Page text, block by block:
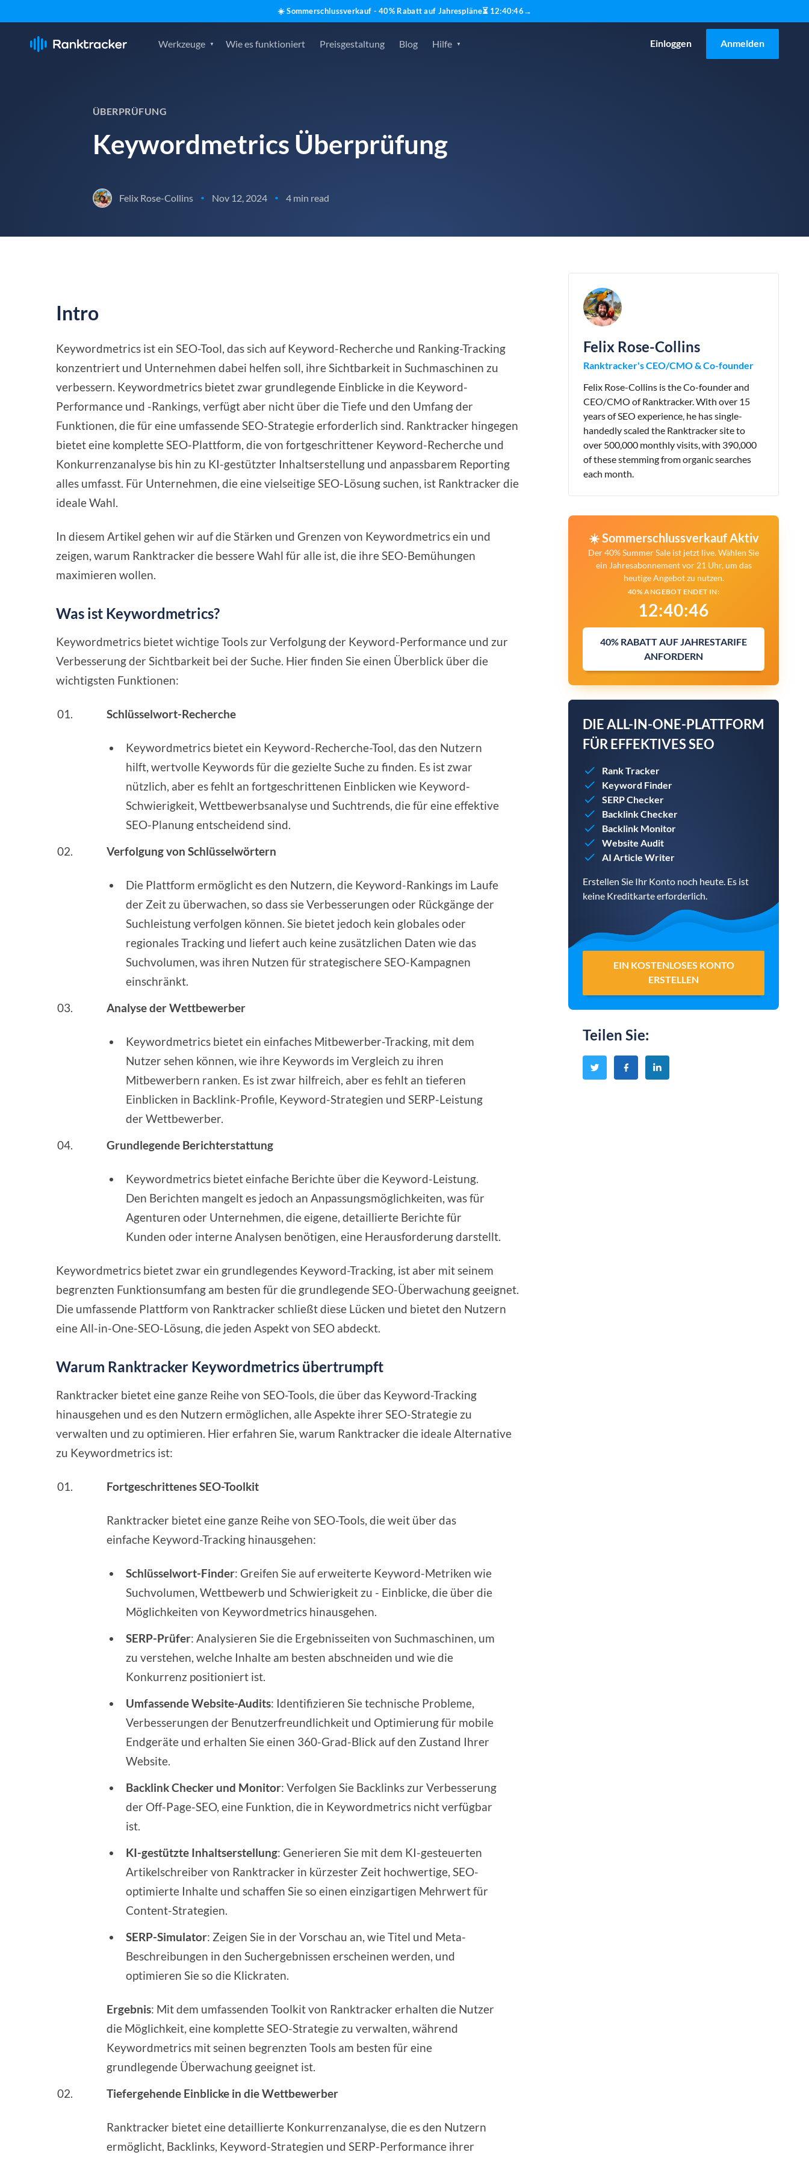
☀️ Sommerschlussverkauf - 40% Rabatt auf Jahrespläne⏳ 12:40:45→
Werkzeuge Wie es funktioniert Preisgestaltung Blog Hilfe Einloggen Anmelden
ÜBERPRÜFUNG
Keywordmetrics Überprüfung
Felix Rose-Collins • Nov 12, 2024 • 4 min read
Intro
Keywordmetrics ist ein SEO-Tool, das sich auf Keyword-Recherche und Ranking-Tracking
konzentriert und Unternehmen dabei helfen soll, ihre Sichtbarkeit in Suchmaschinen zu
verbessern. Keywordmetrics bietet zwar grundlegende Einblicke in die Keyword-
Performance und -Rankings, verfügt aber nicht über die Tiefe und den Umfang der
Funktionen, die für eine umfassende SEO-Strategie erforderlich sind. Ranktracker hingegen
bietet eine komplette SEO-Plattform, die von fortgeschrittener Keyword-Recherche und
Konkurrenzanalyse bis hin zu KI-gestützter Inhaltserstellung und anpassbarem Reporting
alles umfasst. Für Unternehmen, die eine vielseitige SEO-Lösung suchen, ist Ranktracker die
ideale Wahl.
In diesem Artikel gehen wir auf die Stärken und Grenzen von Keywordmetrics ein und
zeigen, warum Ranktracker die bessere Wahl für alle ist, die ihre SEO-Bemühungen
maximieren wollen.
Was ist Keywordmetrics?
Keywordmetrics bietet wichtige Tools zur Verfolgung der Keyword-Performance und zur
Verbesserung der Sichtbarkeit bei der Suche. Hier finden Sie einen Überblick über die
wichtigsten Funktionen:
Schlüsselwort-Recherche
Keywordmetrics bietet ein Keyword-Recherche-Tool, das den Nutzern
hilft, wertvolle Keywords für die gezielte Suche zu finden. Es ist zwar
nützlich, aber es fehlt an fortgeschrittenen Einblicken wie Keyword-
Schwierigkeit, Wettbewerbsanalyse und Suchtrends, die für eine effektive
SEO-Planung entscheidend sind.
Verfolgung von Schlüsselwörtern
Die Plattform ermöglicht es den Nutzern, die Keyword-Rankings im Laufe
der Zeit zu überwachen, so dass sie Verbesserungen oder Rückgänge der
Suchleistung verfolgen können. Sie bietet jedoch kein globales oder
regionales Tracking und liefert auch keine zusätzlichen Daten wie das
Suchvolumen, was ihren Nutzen für strategischere SEO-Kampagnen
einschränkt.
Analyse der Wettbewerber
Keywordmetrics bietet ein einfaches Mitbewerber-Tracking, mit dem
Nutzer sehen können, wie ihre Keywords im Vergleich zu ihren
Mitbewerbern ranken. Es ist zwar hilfreich, aber es fehlt an tieferen
Einblicken in Backlink-Profile, Keyword-Strategien und SERP-Leistung
der Wettbewerber.
Grundlegende Berichterstattung
Keywordmetrics bietet einfache Berichte über die Keyword-Leistung.
Den Berichten mangelt es jedoch an Anpassungsmöglichkeiten, was für
Agenturen oder Unternehmen, die eigene, detaillierte Berichte für
Kunden oder interne Analysen benötigen, eine Herausforderung darstellt.
Keywordmetrics bietet zwar ein grundlegendes Keyword-Tracking, ist aber mit seinem
begrenzten Funktionsumfang am besten für die grundlegende SEO-Überwachung geeignet.
Die umfassende Plattform von Ranktracker schließt diese Lücken und bietet den Nutzern
eine All-in-One-SEO-Lösung, die jeden Aspekt von SEO abdeckt.
Warum Ranktracker Keywordmetrics übertrumpft
Ranktracker bietet eine ganze Reihe von SEO-Tools, die über das Keyword-Tracking
hinausgehen und es den Nutzern ermöglichen, alle Aspekte ihrer SEO-Strategie zu
verwalten und zu optimieren. Hier erfahren Sie, warum Ranktracker die ideale Alternative
zu Keywordmetrics ist:
Fortgeschrittenes SEO-Toolkit
Ranktracker bietet eine ganze Reihe von SEO-Tools, die weit über das
einfache Keyword-Tracking hinausgehen:
Schlüsselwort-Finder: Greifen Sie auf erweiterte Keyword-Metriken wie
Suchvolumen, Wettbewerb und Schwierigkeit zu - Einblicke, die über die
Möglichkeiten von Keywordmetrics hinausgehen.
SERP-Prüfer: Analysieren Sie die Ergebnisseiten von Suchmaschinen, um
zu verstehen, welche Inhalte am besten abschneiden und wie die
Konkurrenz positioniert ist.
Umfassende Website-Audits: Identifizieren Sie technische Probleme,
Verbesserungen der Benutzerfreundlichkeit und Optimierung für mobile
Endgeräte und erhalten Sie einen 360-Grad-Blick auf den Zustand Ihrer
Website.
Backlink Checker und Monitor: Verfolgen Sie Backlinks zur Verbesserung
der Off-Page-SEO, eine Funktion, die in Keywordmetrics nicht verfügbar
ist.
KI-gestützte Inhaltserstellung: Generieren Sie mit dem KI-gesteuerten
Artikelschreiber von Ranktracker in kürzester Zeit hochwertige, SEO-
optimierte Inhalte und schaffen Sie so einen einzigartigen Mehrwert für
Content-Strategien.
SERP-Simulator: Zeigen Sie in der Vorschau an, wie Titel und Meta-
Beschreibungen in den Suchergebnissen erscheinen werden, und
optimieren Sie so die Klickraten.
Ergebnis: Mit dem umfassenden Toolkit von Ranktracker erhalten die Nutzer
die Möglichkeit, eine komplette SEO-Strategie zu verwalten, während
Keywordmetrics mit seinen begrenzten Tools am besten für eine
grundlegende Überwachung geeignet ist.
Tiefergehende Einblicke in die Wettbewerber
Ranktracker bietet eine detaillierte Konkurrenzanalyse, die es den Nutzern
ermöglicht, Backlinks, Keyword-Strategien und SERP-Performance ihrer
Felix Rose-Collins
Ranktracker's CEO/CMO & Co-founder
Felix Rose-Collins is the Co-founder and
CEO/CMO of Ranktracker. With over 15
years of SEO experience, he has single-
handedly scaled the Ranktracker site to
over 500,000 monthly visits, with 390,000
of these stemming from organic searches
each month.
☀️ Sommerschlussverkauf Aktiv
Der 40% Summer Sale ist jetzt live. Wählen Sie
ein Jahresabonnement vor 21 Uhr, um das
heutige Angebot zu nutzen.
40% ANGEBOT ENDET IN:
12:40:45
40% RABATT AUF JAHRESTARIFE
ANFORDERN
DIE ALL-IN-ONE-PLATTFORM
FÜR EFFEKTIVES SEO
Rank Tracker
Keyword Finder
SERP Checker
Backlink Checker
Backlink Monitor
Website Audit
AI Article Writer
Erstellen Sie Ihr Konto noch heute. Es ist
keine Kreditkarte erforderlich.
EIN KOSTENLOSES KONTO
ERSTELLEN
Teilen Sie: